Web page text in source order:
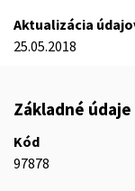
Aktualizácia
25.05.2018
Základné
Kód
97878